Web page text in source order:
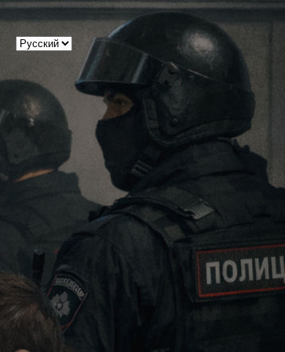
Выбрать